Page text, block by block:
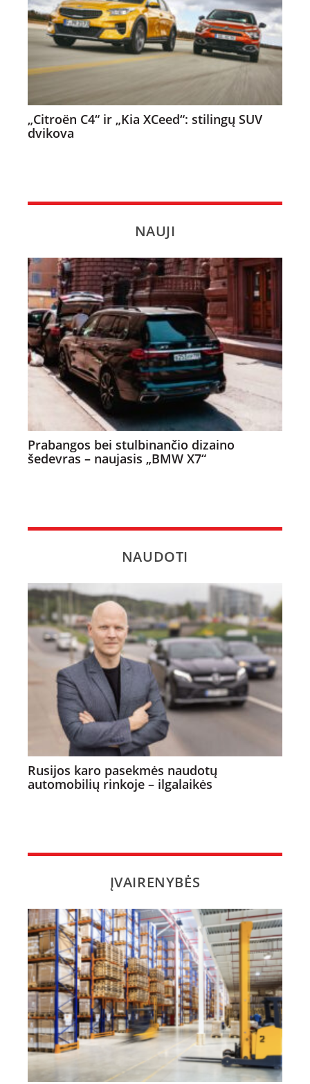
ĮVAIRENYBĖS
„Citroën C4“ ir „Kia XCeed“: stilingų SUV
dvikova
NAUJI
Prabangos bei stulbinančio dizaino
šedevras – naujasis „BMW X7“
NAUDOTI
Rusijos karo pasekmės naudotų
automobilių rinkoje – ilgalaikės
ĮVAIRENYBĖS